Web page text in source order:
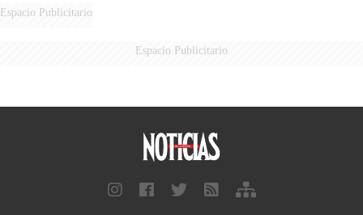
Espacio Publicitario
Espacio Publicitario